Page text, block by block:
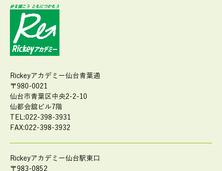
Rickeyアカデミー仙台青葉通
〒980-0021
仙台市青葉区中央2-2-10
仙都会舘ビル7階
TEL:022-398-3931
FAX:022-398-3932
Rickeyアカデミー仙台駅東口
〒983-0852